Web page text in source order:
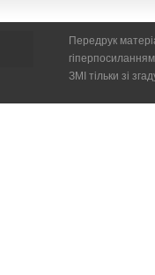
Передрук
ЗМІ тільки зі